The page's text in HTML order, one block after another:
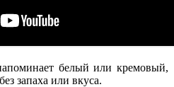
белый или кремовый,
запаха или вкуса.